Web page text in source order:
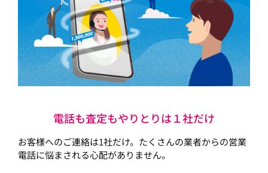
電話も査定もやりとりは１社だけ
お客様へのご連絡は1社だけ。たくさんの業者からの営業
電話に悩まされる心配がありません。